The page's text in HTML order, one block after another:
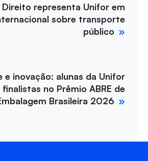
representa Unifor em
sobre transporte
público
e inovação: alunas da Unifor
finalistas no Prêmio ABRE de
Brasileira 2026